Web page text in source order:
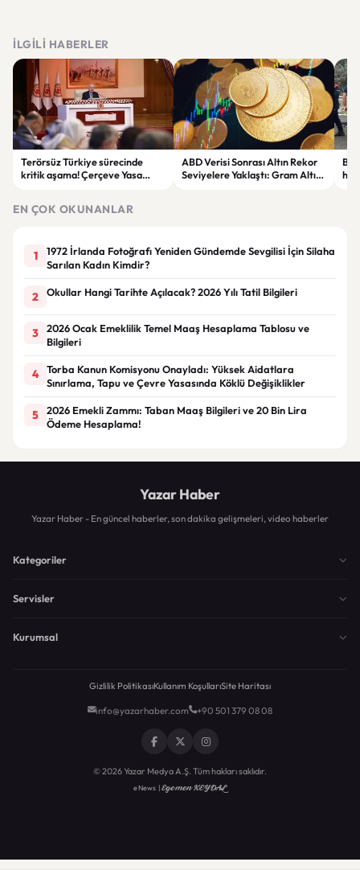
İLGILI HABERLER
Terörsüz Türkiye sürecinde
kritik aşama! Çerçeve Yasa
ABD Verisi Sonrası Altın Rekor
Seviyelere Yaklaştı: Gram Altın
EN ÇOK OKUNANLAR
1
1972 İrlanda Fotoğrafı Yeniden Gündemde Sevgilisi İçin Silaha
Sarılan Kadın Kimdir?
2 Okullar Hangi Tarihte Açılacak? 2026 Yılı Tatil Bilgileri
3
2026 Ocak Emeklilik Temel Maaş Hesaplama Tablosu ve
Bilgileri
4
Torba Kanun Komisyonu Onayladı: Yüksek Aidatlara
Sınırlama, Tapu ve Çevre Yasasında Köklü Değişiklikler
5
2026 Emekli Zammı: Taban Maaş Bilgileri ve 20 Bin Lira
Ödeme Hesaplama!
Yazar Haber
Yazar Haber - En güncel haberler, son dakika gelişmeleri, video haberler
Kategoriler
Servisler
Kurumsal
Gizlilik PolitikasıKullanım KoşullarıSite Haritası
info@yazarhaber.com +90 501 379 08 08
© 2026 Yazar Medya A.Ş. Tüm hakları saklıdır.
eNews |Egemen KEYDAL